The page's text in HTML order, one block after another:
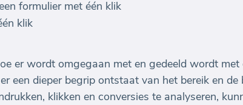
formulier met één klik
klik
er wordt omgegaan met en gedeeld wordt
een dieper begrip ontstaat van het bereik en de
klikken en conversies te analyseren,